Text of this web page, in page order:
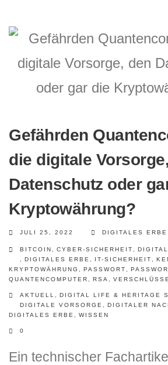
Gefährden
die digitale
Datenschutz oder
Kryptowährung?
JULI 25, 2022 DIGITALES ERBE
BITCOIN CYBER-SICHERHEIT
DIGITALES ERBE IT-SICHERHEIT
KRYPTOWÄHRUNG
PASSWORT
QUANTENCOMPUTER
RSA
AKTUELL DIGITAL LIFE & HERITAGE
DIGITALE VORSORGE
DIGITALER
DIGITALES ERBE
WISSEN
0
Ein technischer